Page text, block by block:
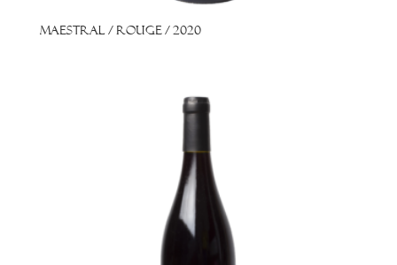
Maestral / Rouge / 2020